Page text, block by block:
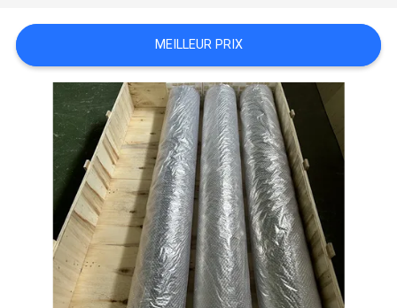
PLAN
DU
PRIVACY
POLICY
MEILLEUR PRIX